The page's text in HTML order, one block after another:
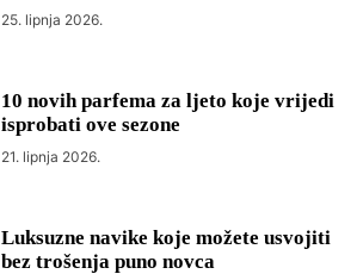
25. lipnja 2026.
10 novih parfema za ljeto koje vrijedi
isprobati ove sezone
21. lipnja 2026.
Luksuzne navike koje možete usvojiti
bez trošenja puno novca